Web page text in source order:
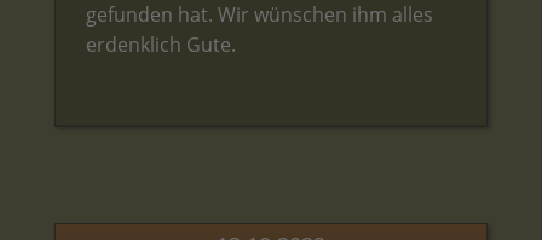
gefunden hat. Wir wünschen ihm alles
erdenklich Gute.